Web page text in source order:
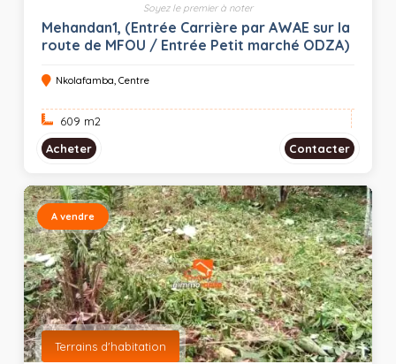
Soyez le premier à noter
Mehandan1, (Entrée Carrière par AWAE sur la
route de MFOU / Entrée Petit marché ODZA)
Nkolafamba, Centre
609 m2
Acheter
Contacter
A vendre
Terrains d'habitation